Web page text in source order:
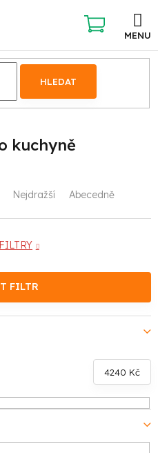
HLEDAT
NÁKUPNÍ
KOŠÍK
kuchyně
Nejdražší Abecedně
FILTR
4240 Kč